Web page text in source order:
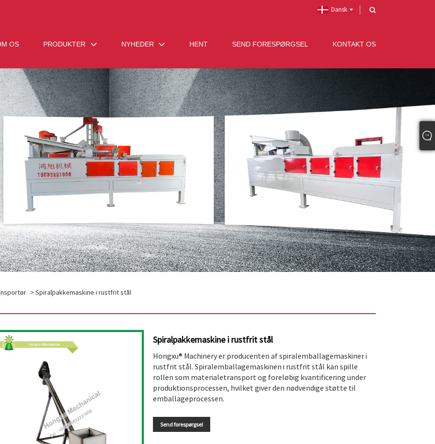
Dansk
OS PRODUKTER NYHEDER HENT SEND FORESPØRGSEL KONTAKT OS
> Spiralpakkemaskine i rustfrit stål
Spiralpakkemaskine i rustfrit stål
Hongxu® Machinery er producenten af ​​spiralemballagemaskiner i
rustfrit stål. Spiralemballagemaskinen i rustfrit stål kan spille
rollen som materialetransport og foreløbig kvantificering under
produktionsprocessen, hvilket giver den nødvendige støtte til
emballageprocessen.
Send forespørgsel